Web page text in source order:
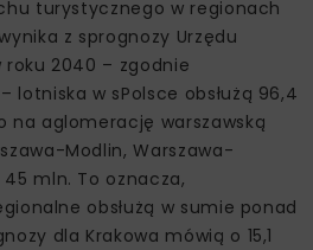
turystycznego w regionach
z sprognozy Urzędu
2040 – zgodnie
lotniska w sPolsce obsłużą 96,4
na aglomerację warszawską
Modlin, Warszawa-
mln. To oznacza,
obsłużą w sumie ponad
dla Krakowa mówią o 15,1